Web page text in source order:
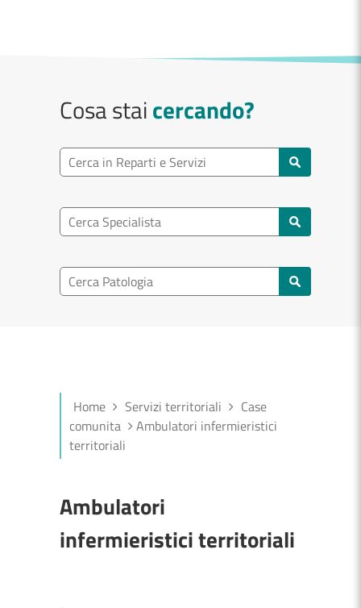
Cosa staicercando?
Ricerca reparto
Ricerca specialisti
Ricerca nel patologia
Home Servizi territoriali
Case
comunita
Ambulatori infermieristici
territoriali
Ambulatori
infermieristici territoriali